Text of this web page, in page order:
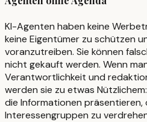
KI-Agenten haben keine
keine Eigentümer zu schützen
voranzutreiben. Sie können
nicht gekauft werden. Wenn
Verantwortlichkeit und
werden sie zu etwas
die Informationen präsentieren,
Interessengruppen zu